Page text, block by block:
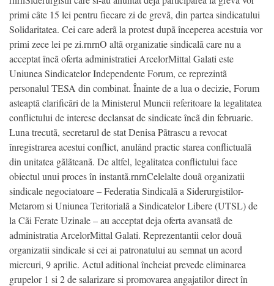
primi câte 15 lei pentru fiecare zi de grevã, din partea sindicatului
Solidaritatea. Cei care aderã la protest dupã începerea acestuia vor
primi zece lei pe zi.rnrnO altã organizatie sindicalã care nu a
acceptat încã oferta administratiei ArcelorMittal Galati este
Uniunea Sindicatelor Independente Forum, ce reprezintã
personalul TESA din combinat. Înainte de a lua o decizie, Forum
asteaptã clarificãri de la Ministerul Muncii referitoare la legalitatea
conflictului de interese declansat de sindicate încã din februarie.
Luna trecutã, secretarul de stat Denisa Pãtrascu a revocat
înregistrarea acestui conflict, anulând practic starea conflictualã
din unitatea gãlãteanã. De altfel, legalitatea conflictului face
obiectul unui proces în instantã.rnrnCelelalte douã organizatii
sindicale negociatoare – Federatia Sindicalã a Siderurgistilor-
Metarom si Uniunea Teritorialã a Sindicatelor Libere (UTSL) de
la Cãi Ferate Uzinale – au acceptat deja oferta avansatã de
administratia ArcelorMittal Galati. Reprezentantii celor douã
organizatii sindicale si cei ai patronatului au semnat un acord
miercuri, 9 aprilie. Actul aditional încheiat prevede eliminarea
grupelor 1 si 2 de salarizare si promovarea angajatilor direct în